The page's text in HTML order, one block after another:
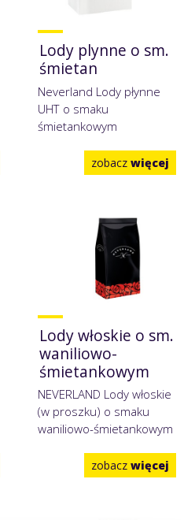
Lody plynne o sm.
śmietan
Neverland Lody płynne
UHT o smaku
śmietankowym
zobacz więcej
Lody włoskie o sm.
waniliowo-
śmietankowym
NEVERLAND Lody włoskie
(w proszku) o smaku
waniliowo-śmietankowym
zobacz więcej